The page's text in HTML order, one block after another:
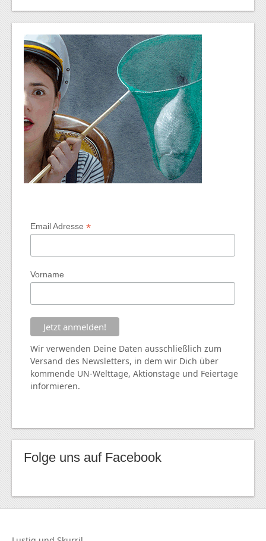
Email Adresse*
Vorname
Wir verwenden Deine Daten ausschließlich zum
Versand des Newsletters, in dem wir Dich über
kommende UN-Welttage, Aktionstage und Feiertage
informieren.
Folge uns auf Facebook